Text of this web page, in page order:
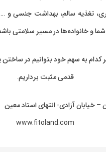
تغذیه سالم، بهداشت جنسی و
و خانواده‌ها در مسیر سلامتی
کدام به سهم خود بتوانیم در
قدمی مثبت برداریم.
– خیابان آزادی- انتهای
www.fitoland.com